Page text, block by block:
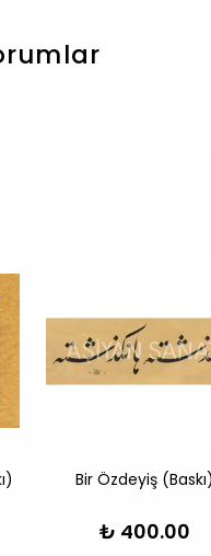
Bir Özdeyiş (Baskı)
₺ 400.00